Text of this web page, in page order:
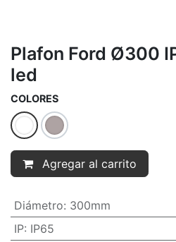
Plafon Ford Ø300
led
COLORES
Agregar al carrito
Diámetro: 300mm
IP: IP65